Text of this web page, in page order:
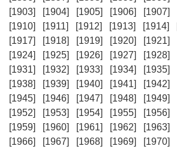
[1903]
[1904] [1905] [1906] [1907]
[1910]
[1911] [1912] [1913] [1914]
[1917]
[1918] [1919] [1920] [1921]
[1924]
[1925] [1926] [1927] [1928]
[1931]
[1932] [1933] [1934] [1935]
[1938]
[1939] [1940] [1941] [1942]
[1945]
[1946] [1947] [1948] [1949]
[1952]
[1953] [1954] [1955] [1956]
[1959]
[1960] [1961] [1962] [1963]
[1966]
[1967] [1968] [1969] [1970]